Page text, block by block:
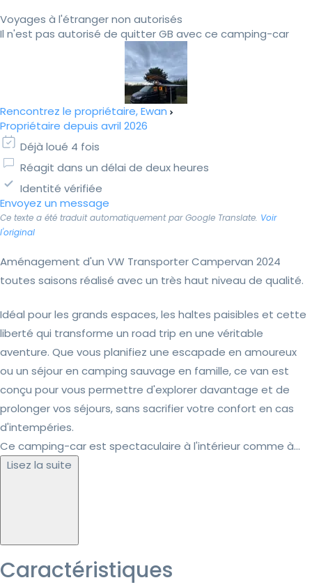
Voyages à l'étranger non autorisés
Il n'est pas autorisé de quitter GB avec ce camping-car
Rencontrez le propriétaire, Ewan
Propriétaire depuis avril 2026
Déjà loué 4 fois
Réagit dans un délai de deux heures
Identité vérifiée
Envoyez un message
Ce texte a été traduit automatiquement par Google Translate. Voir
l'original
Aménagement d'un VW Transporter Campervan 2024
toutes saisons réalisé avec un très haut niveau de qualité.
Idéal pour les grands espaces, les haltes paisibles et cette
liberté qui transforme un road trip en une véritable
aventure. Que vous planifiez une escapade en amoureux
ou un séjour en camping sauvage en famille, ce van est
conçu pour vous permettre d'explorer davantage et de
prolonger vos séjours, sans sacrifier votre confort en cas
d'intempéries.
Ce camping-car est spectaculaire à l'intérieur comme à...
Lisez la suite
Caractéristiques